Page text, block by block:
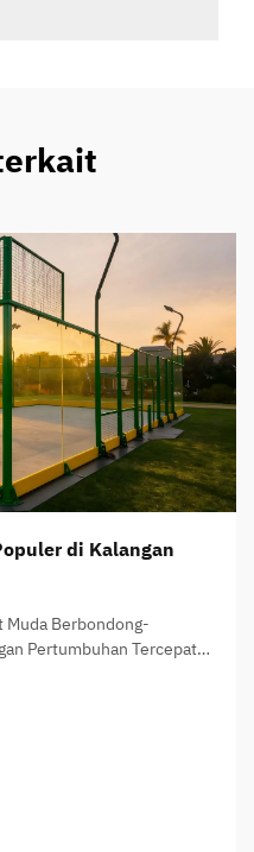
di Kalangan
Muda Berbondong-
Pertumbuhan Tercepat